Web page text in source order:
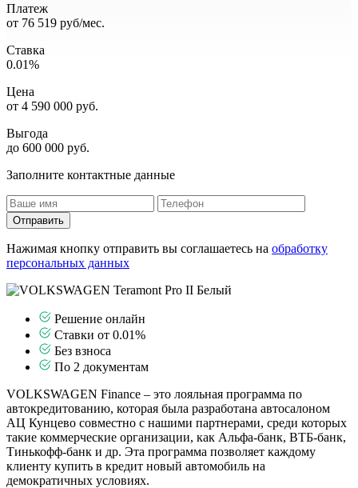
Платеж
от 76 519 руб/мес.
Ставка
0.01%
Цена
от 4 590 000 руб.
Выгода
до 600 000 руб.
Заполните контактные данные
Отправить
Нажимая кнопку отправить вы соглашаетесь на обработку
персональных данных
Решение онлайн
Ставки от 0.01%
Без взноса
По 2 документам
VOLKSWAGEN Finance – это лояльная программа по
автокредитованию, которая была разработана автосалоном
АЦ Кунцево совместно с нашими партнерами, среди которых
такие коммерческие организации, как Альфа-банк, ВТБ-банк,
Тинькофф-банк и др. Эта программа позволяет каждому
клиенту купить в кредит новый автомобиль на
демократичных условиях.